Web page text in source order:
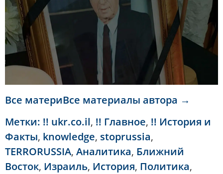
Все материВсе материалы автора →
Метки: !! ukr.co.il, !! Главное, !! История и
Факты, knowledge, stoprussia,
TERRORUSSIA, Аналитика, Ближний
Восток, Израиль, История, Политика,